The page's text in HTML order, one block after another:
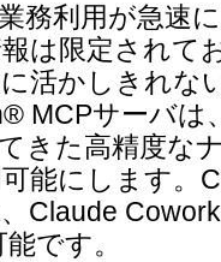
務利用が急速
は限定されて
活かしきれな
MCPサーバは
きた高精度な
能にします。
Claude
です。